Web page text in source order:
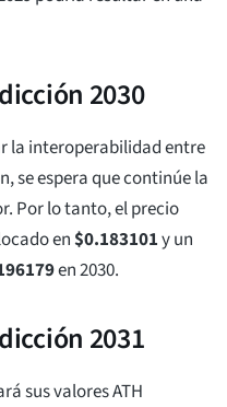
2030
la interoperabilidad entre
se espera que continúe la
Por lo tanto, el precio
en$0.183101y un
en 2030.
2031
sus valores ATH